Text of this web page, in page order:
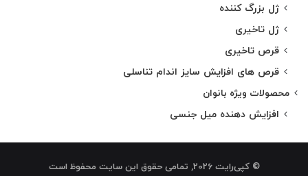
ژل بزرگ کننده
ژل تاخیری
قرص تاخیری
قرص های افزایش سایز اندام تناسلی
محصولات ویژه بانوان
افزایش دهنده میل جنسی
© کپی‌رایت 2026, تمامی حقوق این سایت محفوظ است